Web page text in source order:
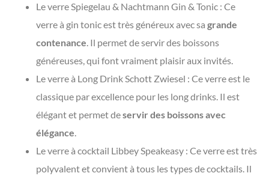
Le verre Spiegelau & Nachtmann Gin & Tonic : Ce
verre à gin tonic est très généreux avec sa grande
contenance. Il permet de servir des boissons
généreuses, qui font vraiment plaisir aux invités.
Le verre à Long Drink Schott Zwiesel : Ce verre est le
classique par excellence pour les long drinks. Il est
élégant et permet deservir des boissons avec
élégance.
Le verre à cocktail Libbey Speakeasy : Ce verre est très
polyvalent et convient à tous les types de cocktails. Il